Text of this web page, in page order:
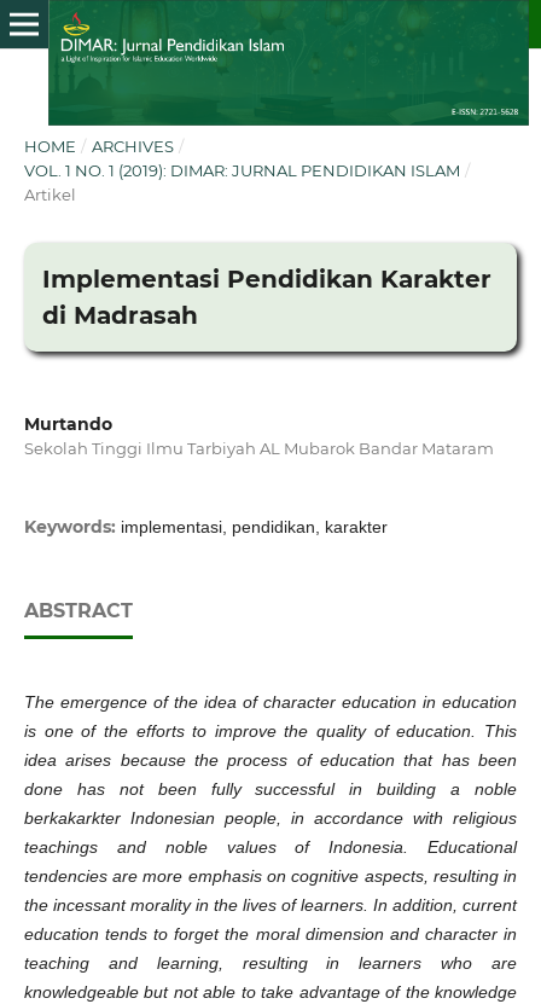
HOME / ARCHIVES /
VOL. 1 NO. 1 (2019): DIMAR: JURNAL PENDIDIKAN ISLAM /
Artikel
Implementasi Pendidikan Karakter
di Madrasah
Murtando
Sekolah Tinggi Ilmu Tarbiyah AL Mubarok Bandar Mataram
Keywords: implementasi, pendidikan, karakter
ABSTRACT
The emergence of the idea of character education in education
is one of the efforts to improve the quality of education. This
idea arises because the process of education that has been
done has not been fully successful in building a noble
berkakarkter Indonesian people, in accordance with religious
teachings and noble values of Indonesia. Educational
tendencies are more emphasis on cognitive aspects, resulting in
the incessant morality in the lives of learners. In addition, current
education tends to forget the moral dimension and character in
teaching and learning, resulting in learners who are
knowledgeable but not able to take advantage of the knowledge